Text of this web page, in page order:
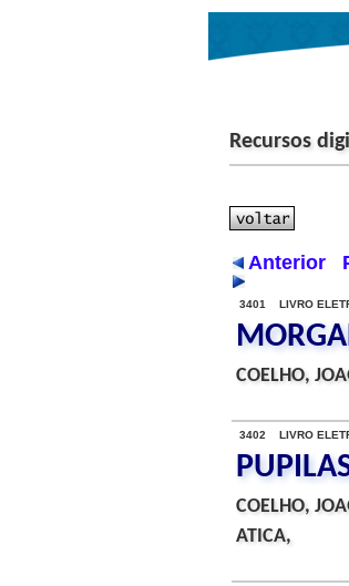
Recursos
Anterior
3401 LIVRO
COELHO,
3402 LIVRO
COELHO,
ATICA,